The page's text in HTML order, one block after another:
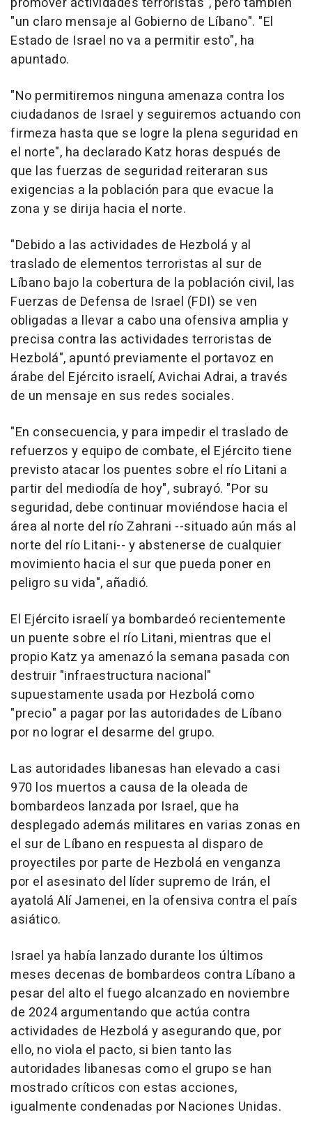
"un claro mensaje al Gobierno de Líbano". "El
Estado de Israel no va a permitir esto", ha
apuntado.
"No permitiremos ninguna amenaza contra los
ciudadanos de Israel y seguiremos actuando con
firmeza hasta que se logre la plena seguridad en
el norte", ha declarado Katz horas después de
que las fuerzas de seguridad reiteraran sus
exigencias a la población para que evacue la
zona y se dirija hacia el norte.
"Debido a las actividades de Hezbolá y al
traslado de elementos terroristas al sur de
Líbano bajo la cobertura de la población civil, las
Fuerzas de Defensa de Israel (FDI) se ven
obligadas a llevar a cabo una ofensiva amplia y
precisa contra las actividades terroristas de
Hezbolá", apuntó previamente el portavoz en
árabe del Ejército israelí, Avichai Adrai, a través
de un mensaje en sus redes sociales.
"En consecuencia, y para impedir el traslado de
refuerzos y equipo de combate, el Ejército tiene
previsto atacar los puentes sobre el río Litani a
partir del mediodía de hoy", subrayó. "Por su
seguridad, debe continuar moviéndose hacia el
área al norte del río Zahrani --situado aún más al
norte del río Litani-- y abstenerse de cualquier
movimiento hacia el sur que pueda poner en
peligro su vida", añadió.
El Ejército israelí ya bombardeó recientemente
un puente sobre el río Litani, mientras que el
propio Katz ya amenazó la semana pasada con
destruir "infraestructura nacional"
supuestamente usada por Hezbolá como
"precio" a pagar por las autoridades de Líbano
por no lograr el desarme del grupo.
Las autoridades libanesas han elevado a casi
970 los muertos a causa de la oleada de
bombardeos lanzada por Israel, que ha
desplegado además militares en varias zonas en
el sur de Líbano en respuesta al disparo de
proyectiles por parte de Hezbolá en venganza
por el asesinato del líder supremo de Irán, el
ayatolá Alí Jamenei, en la ofensiva contra el país
asiático.
Israel ya había lanzado durante los últimos
meses decenas de bombardeos contra Líbano a
pesar del alto el fuego alcanzado en noviembre
de 2024 argumentando que actúa contra
actividades de Hezbolá y asegurando que, por
ello, no viola el pacto, si bien tanto las
autoridades libanesas como el grupo se han
mostrado críticos con estas acciones,
igualmente condenadas por Naciones Unidas.